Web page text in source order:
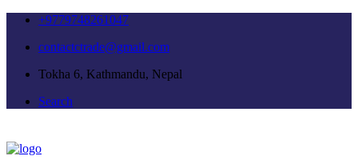
+9779748261047
contactctrade@gmail.com
Tokha 6, Kathmandu, Nepal
Search